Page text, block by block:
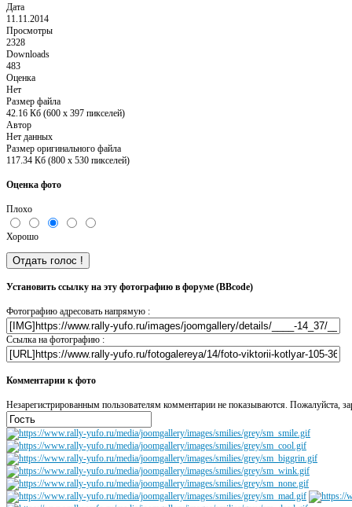
Дата
11.11.2014
Просмотры
2328
Downloads
483
Оценка
Нет
Размер файла
42.16 Кб (600 x 397 пикселей)
Автор
Нет данных
Размер оригинального файла
117.34 Кб (800 x 530 пикселей)
Оценка фото
Плохо
Хорошо
Установить ссылку на эту фотографию в форуме (BBcode)
Фотографию адресовать напрямую :
Ссылка на фотографию :
Комментарии к фото
Незарегистрированным пользователям комментарии не показываются. Пожалуйста,